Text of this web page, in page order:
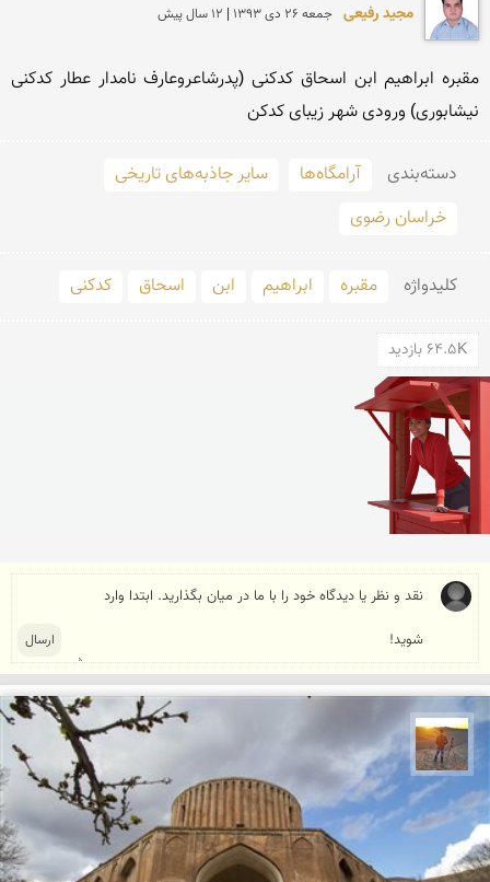
مجید رفیعی جمعه 26 دی 1393 | 12 سال پیش
نیشابوری) ورودی شهر زیبای کدکن
دسته‌بندی آرامگاه‌ها
سایر جاذبه‌های تاریخی
خراسان رضوی
کلید‌واژه مقبره ابراهیم ابن اسحاق کدکنی
64.5K بازدید
مهدی مخلصیان